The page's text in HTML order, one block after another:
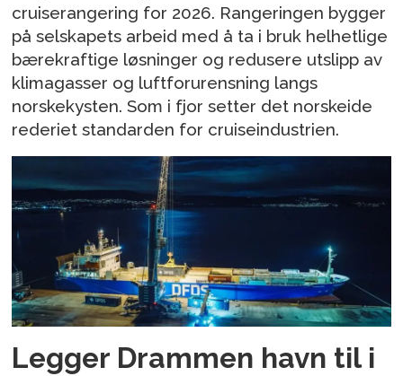
cruiserangering for 2026. Rangeringen bygger
på selskapets arbeid med å ta i bruk helhetlige
bærekraftige løsninger og redusere utslipp av
klimagasser og luftforurensning langs
norskekysten. Som i fjor setter det norskeide
rederiet standarden for cruiseindustrien.
Legger Drammen havn til i